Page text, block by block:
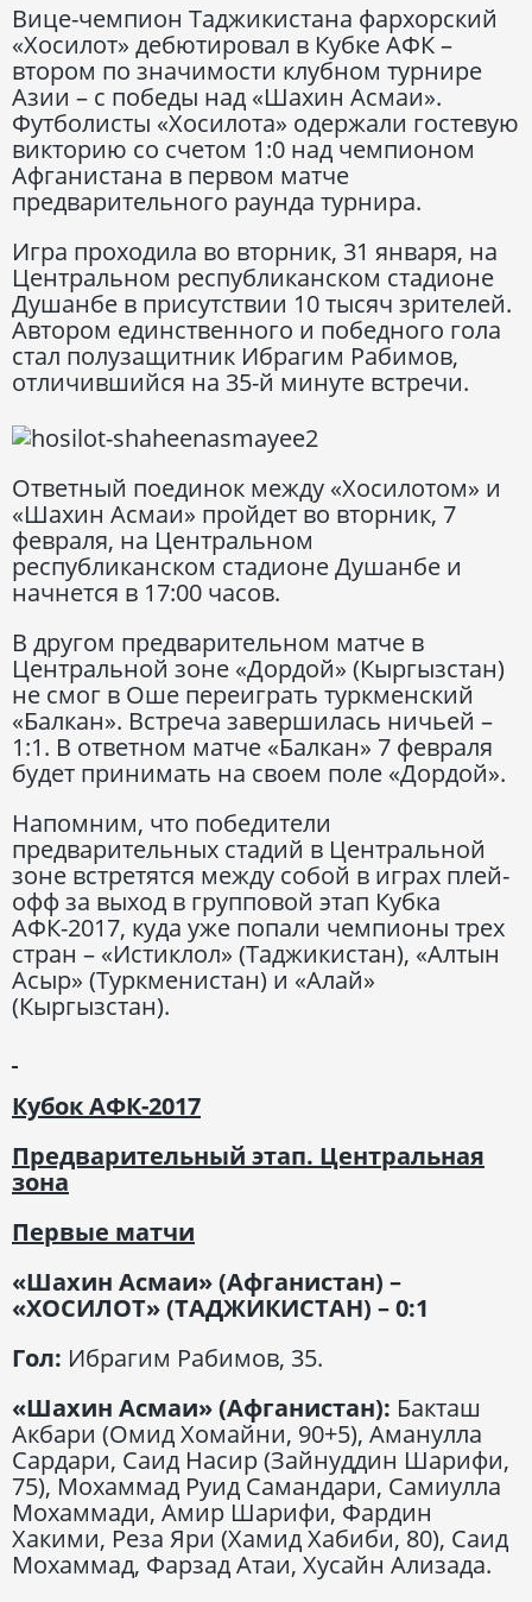
Вице-чемпион Таджикистана фархорский
«Хосилот» дебютировал в Кубке АФК –
втором по значимости клубном турнире
Азии – с победы над «Шахин Асмаи».
Футболисты «Хосилота» одержали гостевую
викторию со счетом 1:0 над чемпионом
Афганистана в первом матче
предварительного раунда турнира.
Игра проходила во вторник, 31 января, на
Центральном республиканском стадионе
Душанбе в присутствии 10 тысяч зрителей.
Автором единственного и победного гола
стал полузащитник Ибрагим Рабимов,
отличившийся на 35-й минуте встречи.
Ответный поединок между «Хосилотом» и
«Шахин Асмаи» пройдет во вторник, 7
февраля, на Центральном
республиканском стадионе Душанбе и
начнется в 17:00 часов.
В другом предварительном матче в
Центральной зоне «Дордой» (Кыргызстан)
не смог в Оше переиграть туркменский
«Балкан». Встреча завершилась ничьей –
1:1. В ответном матче «Балкан» 7 февраля
будет принимать на своем поле «Дордой».
Напомним, что победители
предварительных стадий в Центральной
зоне встретятся между собой в играх плей-
офф за выход в групповой этап Кубка
АФК-2017, куда уже попали чемпионы трех
стран – «Истиклол» (Таджикистан), «Алтын
Асыр» (Туркменистан) и «Алай»
(Кыргызстан).
Кубок АФК-2017
Предварительный этап. Центральная
зона
Первые матчи
«Шахин Асмаи» (Афганистан) –
«ХОСИЛОТ» (ТАДЖИКИСТАН) – 0:1
Гол: Ибрагим Рабимов, 35.
«Шахин Асмаи» (Афганистан): Бакташ
Акбари (Омид Хомайни, 90+5), Аманулла
Сардари, Саид Насир (Зайнуддин Шарифи,
75), Мохаммад Руид Самандари, Самиулла
Мохаммади, Амир Шарифи, Фардин
Хакими, Реза Яри (Хамид Хабиби, 80), Саид
Мохаммад, Фарзад Атаи, Хусайн Ализада.